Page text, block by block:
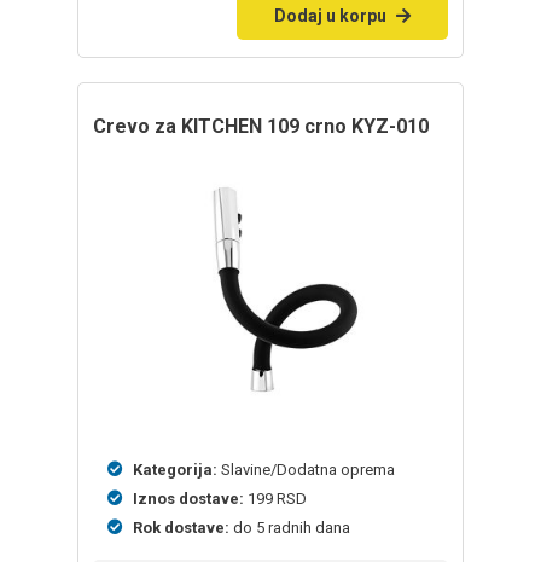
Dodaj u korpu
crevo za KITCHEN 109 crno KYZ-010
Kategorija: Slavine/Dodatna oprema
Iznos dostave: 199 RSD
Rok dostave: do 5 radnih dana